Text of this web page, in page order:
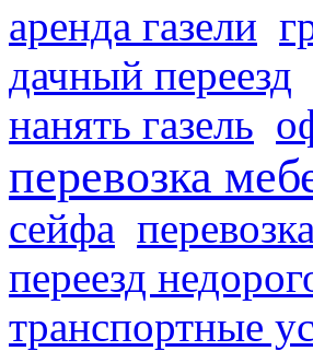
аренда газели
дачный переезд
нанять газель
перевозка
сейфа
переезд
транспортные